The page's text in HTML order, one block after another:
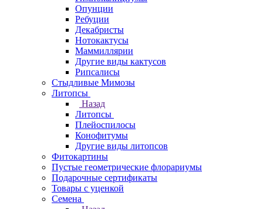
Опунции
Ребуции
Декабристы
Нотокактусы
Маммиллярии
Другие виды кактусов
Рипсалисы
Стыдливые Мимозы
Литопсы
Назад
Литопсы
Плейоспилосы
Конофитумы
Другие виды литопсов
Фитокартины
Пустые геометрические флорариумы
Подарочные сертификаты
Товары с уценкой
Семена